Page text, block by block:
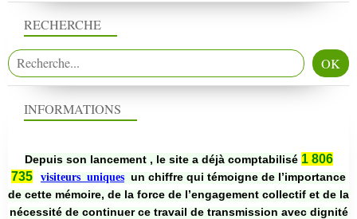
RECHERCHE
INFORMATIONS
Depuis son lancement , le site a déjà comptabilisé 1 806
735
visiteurs uniques un chiffre qui témoigne de l’importance
de cette mémoire, de la force de l’engagement collectif et de la
nécessité de continuer ce travail de transmission avec dignité